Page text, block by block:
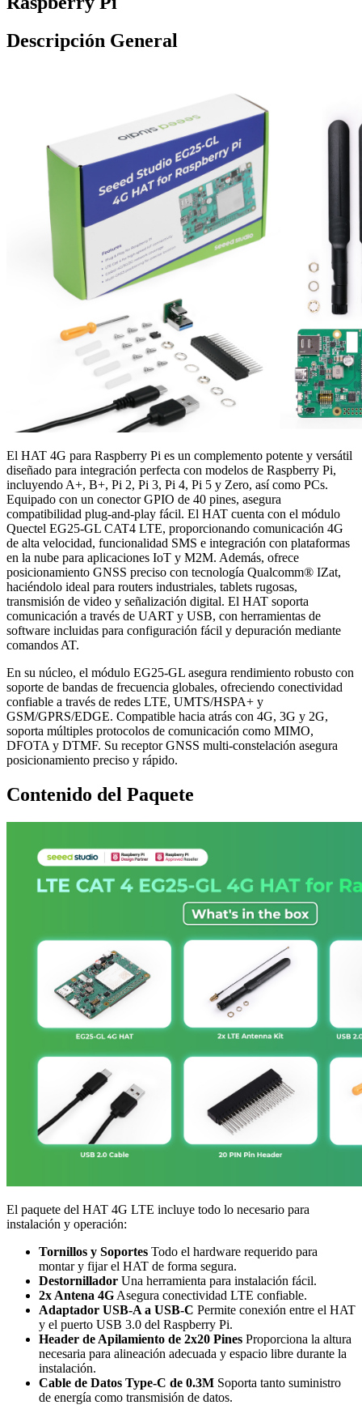
Descripción General
El HAT 4G para Raspberry Pi es un complemento potente y versátil
diseñado para integración perfecta con modelos de Raspberry Pi,
incluyendo A+, B+, Pi 2, Pi 3, Pi 4, Pi 5 y Zero, así como PCs.
Equipado con un conector GPIO de 40 pines, asegura
compatibilidad plug-and-play fácil. El HAT cuenta con el módulo
Quectel EG25-GL CAT4 LTE, proporcionando comunicación 4G
de alta velocidad, funcionalidad SMS e integración con plataformas
en la nube para aplicaciones IoT y M2M. Además, ofrece
posicionamiento GNSS preciso con tecnología Qualcomm® IZat,
haciéndolo ideal para routers industriales, tablets rugosas,
transmisión de video y señalización digital. El HAT soporta
comunicación a través de UART y USB, con herramientas de
software incluidas para configuración fácil y depuración mediante
comandos AT.
En su núcleo, el módulo EG25-GL asegura rendimiento robusto con
soporte de bandas de frecuencia globales, ofreciendo conectividad
confiable a través de redes LTE, UMTS/HSPA+ y
GSM/GPRS/EDGE. Compatible hacia atrás con 4G, 3G y 2G,
soporta múltiples protocolos de comunicación como MIMO,
DFOTA y DTMF. Su receptor GNSS multi-constelación asegura
posicionamiento preciso y rápido.
Contenido del Paquete
El paquete del HAT 4G LTE incluye todo lo necesario para
instalación y operación:
Tornillos y Soportes Todo el hardware requerido para
montar y fijar el HAT de forma segura.
Destornillador Una herramienta para instalación fácil.
2x Antena 4G Asegura conectividad LTE confiable.
Adaptador USB-A a USB-C Permite conexión entre el HAT
y el puerto USB 3.0 del Raspberry Pi.
Header de Apilamiento de 2x20 Pines Proporciona la altura
necesaria para alineación adecuada y espacio libre durante la
instalación.
Cable de Datos Type-C de 0.3M Soporta tanto suministro
de energía como transmisión de datos.